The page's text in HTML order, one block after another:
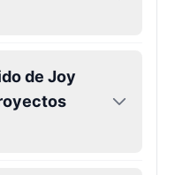
de Joy